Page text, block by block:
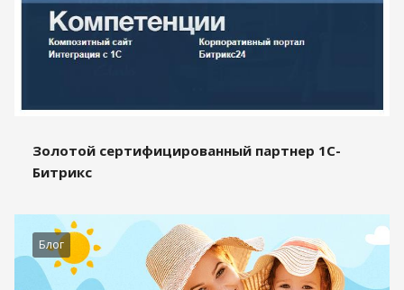
Золотой сертифицированный партнер 1С-
Битрикс
Блог